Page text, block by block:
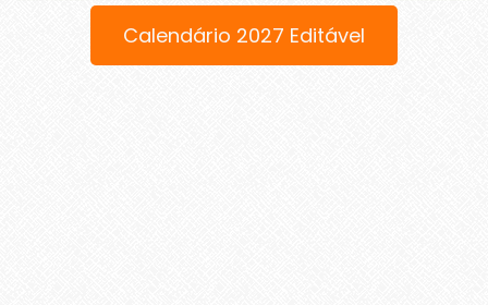
Calendário 2027 Editável